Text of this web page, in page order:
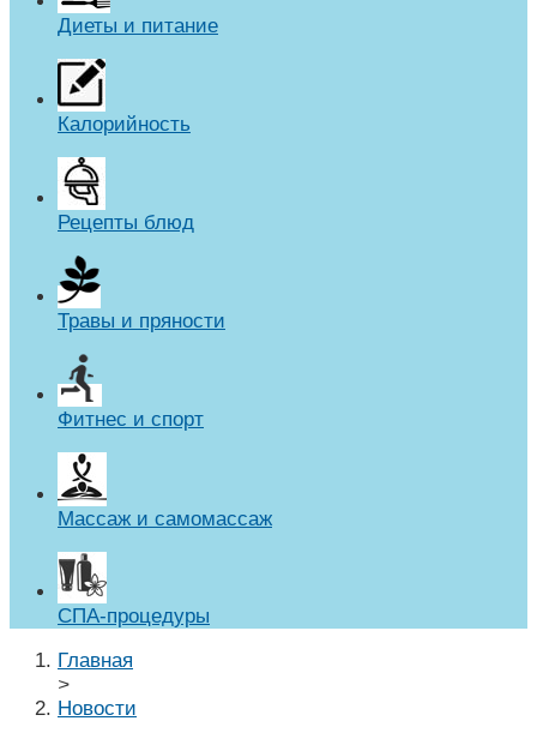
Диеты и питание
Калорийность
Рецепты блюд
Травы и пряности
Фитнес и спорт
Массаж и самомассаж
СПА-процедуры
Главная
>
Новости